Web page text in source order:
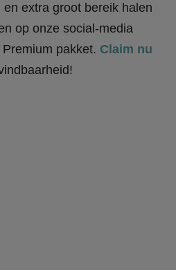
extra groot bereik halen
op onze social-media
pakket. Claim nu